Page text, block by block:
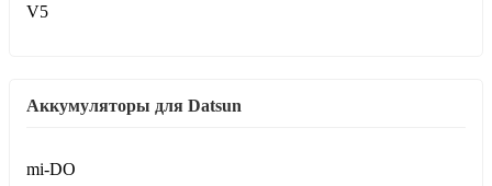
V5
Аккумуляторы для Datsun
mi-DO